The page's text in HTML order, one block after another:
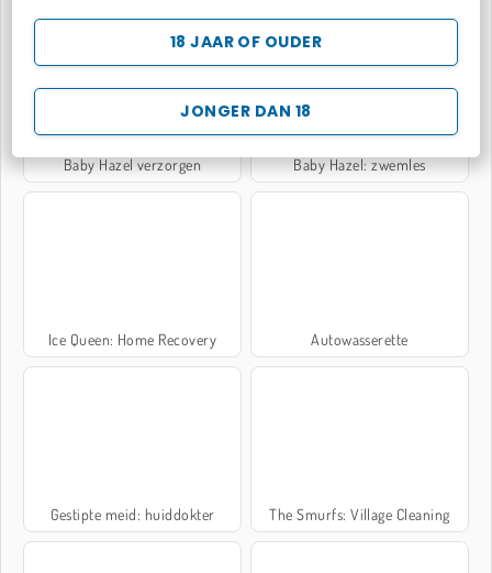
JONGER DAN 18
18 JAAR OF OUDER
Baby Hazel verzorgen Baby Hazel: zwemles
Ice Queen: Home Recovery Autowasserette
Gestipte meid: huiddokter The Smurfs: Village Cleaning